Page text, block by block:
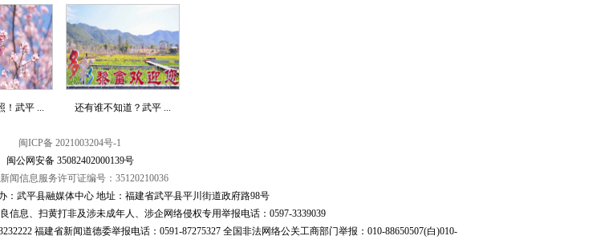
！武平 ... 还有谁不知道？武平 ...
闽ICP备 2021003204号-1
闽公网安备 35082402000139号
闻信息服务许可证编号：35120210036
：武平县融媒体中心 地址：福建省武平县平川街道政府路98号
信息、扫黄打非及涉未成年人、涉企网络侵权专用举报电话：0597-3339039
福建省新闻道德委举报电话：0591-87275327 全国非法网络公关工商部门举报：010-88650507(白)010-